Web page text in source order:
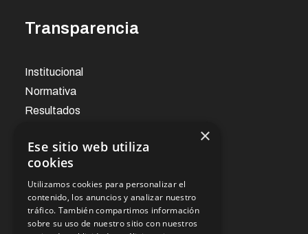
Transparencia
Institucional
Normativa
Resultados
Noticias
Oficina virtual
×
Ese sitio web utiliza
cookies
Utilizamos cookies para personalizar el
contenido, los anuncios y analizar nuestro
tráfico. También compartimos información
sobre su uso de nuestro sitio con nuestros